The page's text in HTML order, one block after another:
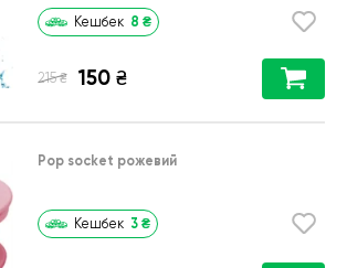
Кешбек 8 ₴
215 ₴ 150 ₴
Pop socket рожевий
Кешбек 3 ₴